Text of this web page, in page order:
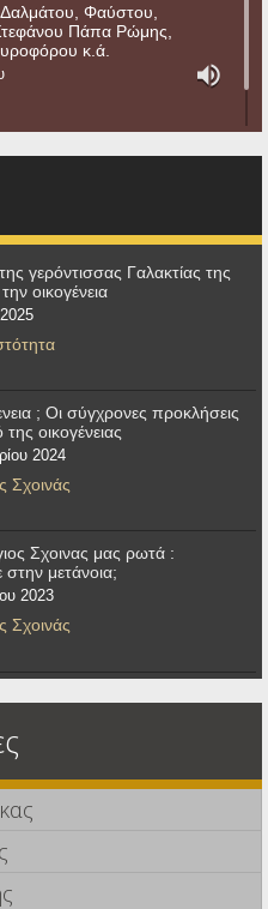
Φαύστου,
Πάπα Ρώμης,
κ.ά.
γερόντισσας Γαλακτίας της
οικογένεια
; Οι σύγχρονες προκλήσεις
οικογένειας
2024
Σχοινάς
Σχοινας μας ρωτά :
στην μετάνοια;
2023
Σχοινάς